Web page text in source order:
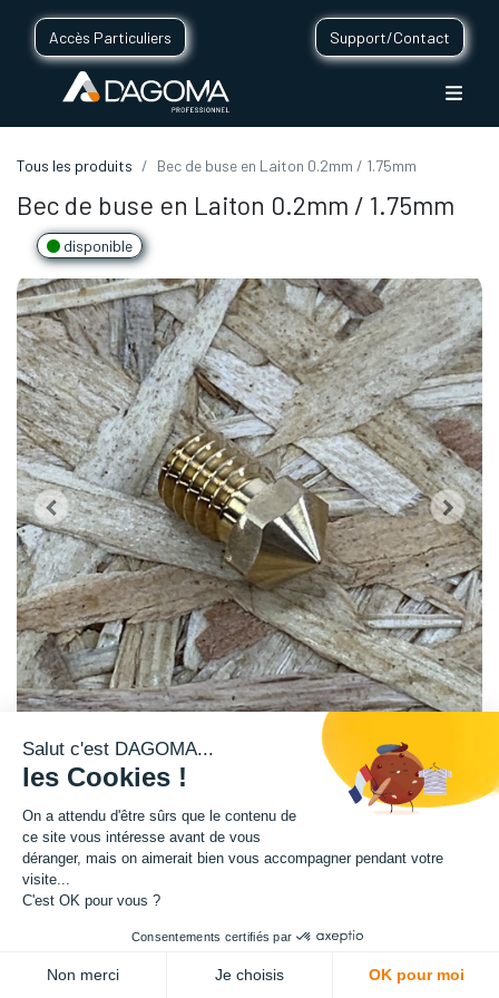
Accès Particuliers Support/Contact
Tous les produits Bec de buse en Laiton 0.2mm / 1.75mm
Bec de buse en Laiton 0.2mm / 1.75mm
disponible
Ce bec de buse en laiton 0.20 mm, imprime des filaments de 1.75 mm.
Dagoma vous permet de changer votre bec de buse vous-même.
Attention l'opération de modification de buse est à faire, seulement si
vous avez les connaissances nécessaires pour le faire vous-même. En
cas de dégradation de votre imprimante, vous perdrez automatiquement
la garantie et au service après-vente Dagoma. En cas de questions, nous
Salut c'est DAGOMA...
les Cookies !
On a attendu d'être sûrs que le contenu de
ce site vous intéresse avant de vous
déranger, mais on aimerait bien vous accompagner pendant votre
visite...
C'est OK pour vous ?
Consentements certifiés par
Non merci Je choisis OK pour moi